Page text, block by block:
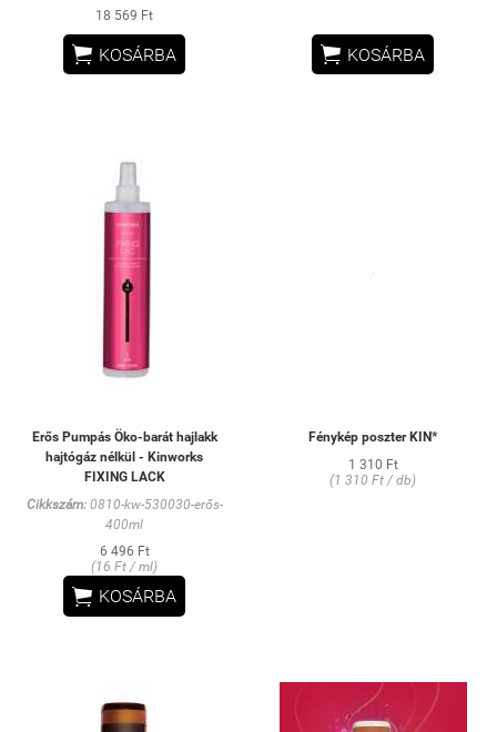
18 569 Ft
 KOSÁRBA  KOSÁRBA
Erős Pumpás Öko-barát hajlakk
hajtógáz nélkül - Kinworks
FIXING LACK
Cikkszám:0810-kw-530030-erős-
400ml
6 496 Ft
(16 Ft / ml)
 KOSÁRBA
Fénykép poszter KIN*
1 310 Ft
(1 310 Ft / db)